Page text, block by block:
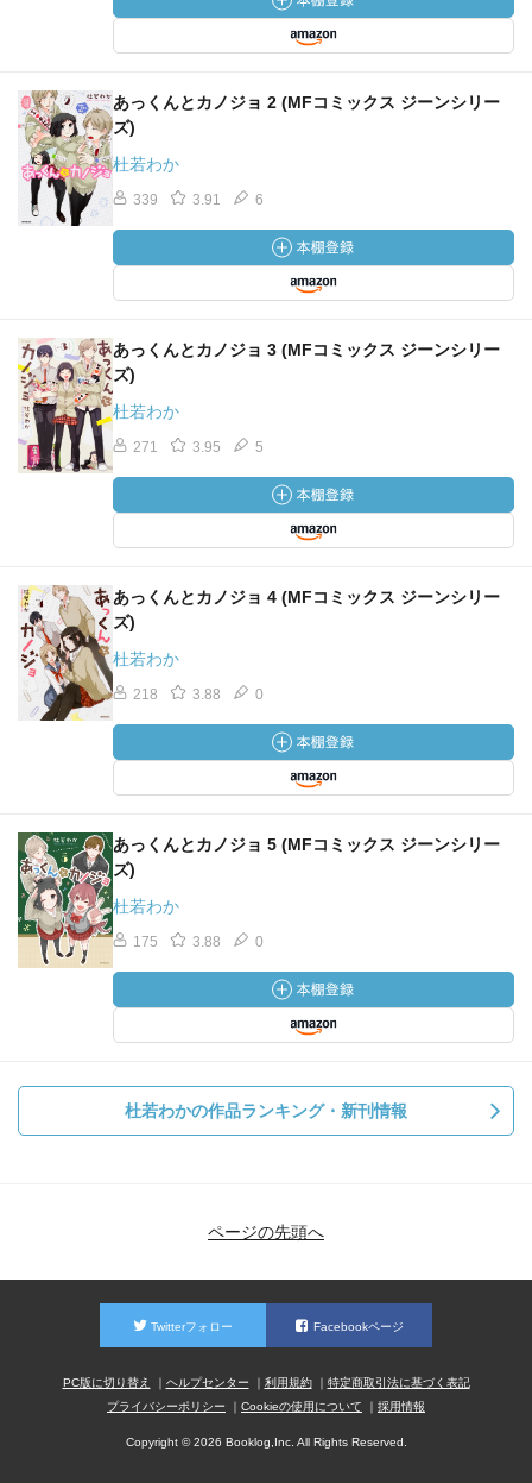
あっくんとカノジョ 2 (MFコミックス ジーンシリー
ズ)
杜若わか
339 3.91 6
あっくんとカノジョ 3 (MFコミックス ジーンシリー
ズ)
杜若わか
271 3.95 5
あっくんとカノジョ 4 (MFコミックス ジーンシリー
ズ)
杜若わか
218 3.88 0
あっくんとカノジョ 5 (MFコミックス ジーンシリー
ズ)
杜若わか
175 3.88 0
杜若わかの作品ランキング・新刊情報
ページの先頭へ
Twitterフォロー Facebookページ
PC版に切り替え ヘルプセンター 利用規約
特定商取引法に基づく表記
プライバシーポリシー
Cookieの使用について 採用情報
Copyright © 2026 Booklog,Inc. All Rights Reserved.